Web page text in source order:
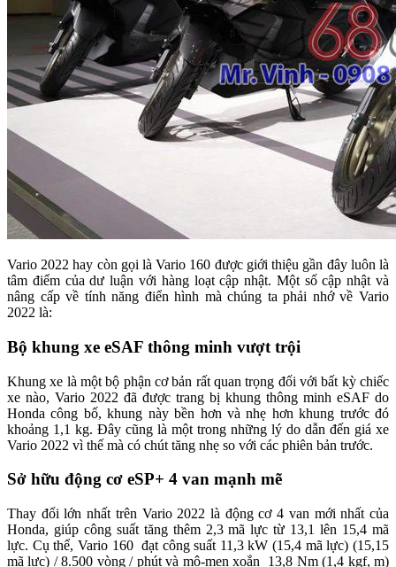
Vario 2022 hay còn gọi là Vario 160 được giới thiệu gần đây luôn là
tâm điểm của dư luận với hàng loạt cập nhật. Một số cập nhật và
nâng cấp về tính năng điển hình mà chúng ta phải nhớ về Vario
2022 là:
Bộ khung xe eSAF thông minh vượt trội
Khung xe là một bộ phận cơ bản rất quan trọng đối với bất kỳ chiếc
xe nào, Vario 2022 đã được trang bị khung thông minh eSAF do
Honda công bố, khung này bền hơn và nhẹ hơn khung trước đó
khoảng 1,1 kg. Đây cũng là một trong những lý do dẫn đến giá xe
Vario 2022 vì thế mà có chút tăng nhẹ so với các phiên bản trước.
Sở hữu động cơ eSP+ 4 van mạnh mẽ
Thay đổi lớn nhất trên Vario 2022 là động cơ 4 van mới nhất của
Honda, giúp công suất tăng thêm 2,3 mã lực từ 13,1 lên 15,4 mã
lực. Cụ thể, Vario 160 đạt công suất 11,3 kW (15,4 mã lực) (15,15
mã lực) / 8.500 vòng / phút và mô-men xoắn 13,8 Nm (1,4 kgf, m)